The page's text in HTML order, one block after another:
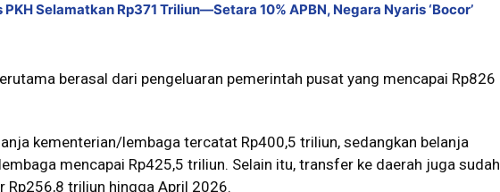
Selamatkan Rp371 Triliun—Setara 10% APBN, Negara Nyaris ‘Bocor’
berasal dari pengeluaran pemerintah pusat yang mencapai Rp826
kementerian/lembaga tercatat Rp400,5 triliun, sedangkan belanja
mencapai Rp425,5 triliun. Selain itu, transfer ke daerah juga sudah
Rp256,8 triliun hingga April 2026.